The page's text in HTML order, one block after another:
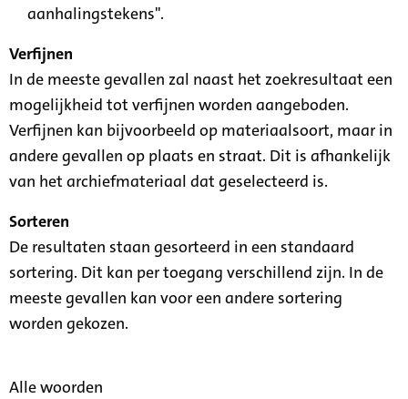
aanhalingstekens".
Verfijnen
In de meeste gevallen zal naast het zoekresultaat een
mogelijkheid tot verfijnen worden aangeboden.
Verfijnen kan bijvoorbeeld op materiaalsoort, maar in
andere gevallen op plaats en straat. Dit is afhankelijk
van het archiefmateriaal dat geselecteerd is.
Sorteren
De resultaten staan gesorteerd in een standaard
sortering. Dit kan per toegang verschillend zijn. In de
meeste gevallen kan voor een andere sortering
worden gekozen.
Alle woorden